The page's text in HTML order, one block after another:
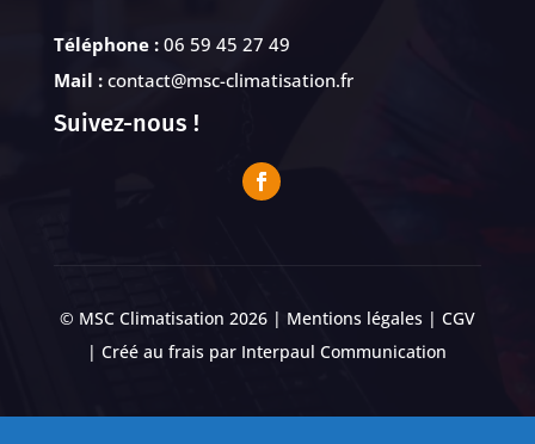
Téléphone : 06 59 45 27 49
Mail :contact@msc-climatisation.fr
Suivez-nous !
© MSC Climatisation 2026 | Mentions légales| CGV
| Créé au frais par Interpaul Communication